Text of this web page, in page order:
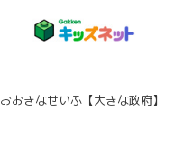
おおきなせいふ【大きな政府】